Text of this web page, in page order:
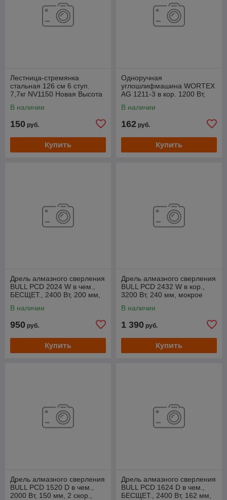
Лестница-стремянка
стальная 126 см 6 ступ.
7,7кг NV1150 Новая Высота
В наличии
150 руб.
Купить
Одноручная
углошлифмашина WORTEX
AG 1211-3 в кор. 1200 Вт,
В наличии
162 руб.
Купить
Дрель алмазного сверления
BULL PCD 2024 W в чем.,
БЕСЩЕТ., 2400 Вт, 200 мм,
В наличии
950 руб.
Купить
Дрель алмазного сверления
BULL PCD 2432 W в кор.,
3200 Вт, 240 мм, мокрое
В наличии
1 390 руб.
Купить
Дрель алмазного сверления
BULL PCD 1520 D в чем.,
2000 Вт, 150 мм, 2 скор.,
Дрель алмазного сверления
BULL PCD 1624 D в чем.,
БЕСЩЕТ., 2400 Вт, 162 мм,